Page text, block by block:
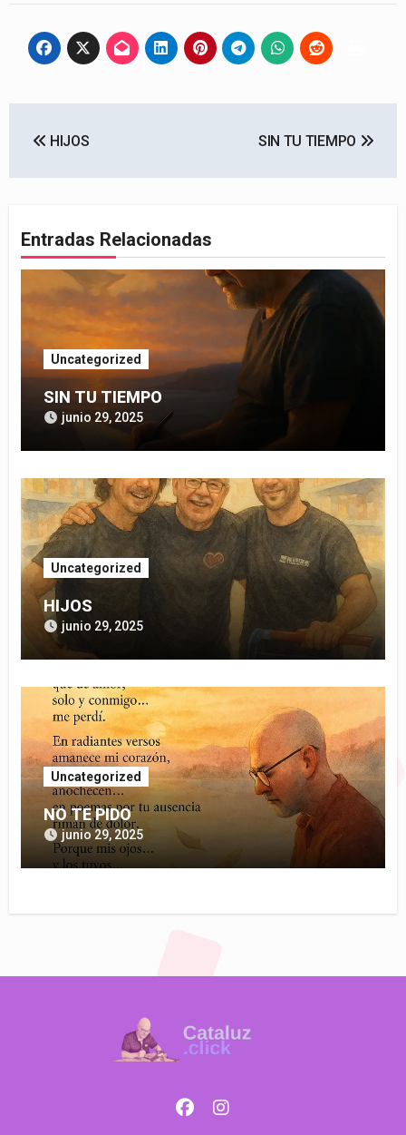
de
HIJOS SIN TU TIEMPO
Entradas Relacionadas
Uncategorized
SIN TU TIEMPO
junio 29, 2025
Uncategorized
HIJOS
junio 29, 2025
Uncategorized
NO TE PIDO
junio 29, 2025